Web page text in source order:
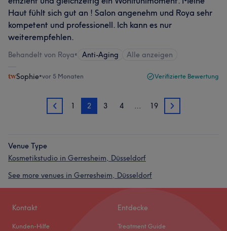
Haut fühlt sich gut an ! Salon angenehm und Roya sehr
kompetent und professionell. Ich kann es nur
weiterempfehlen.
Behandelt von Roya• Anti-Aging Alle anzeigen
Sophie•vor 5 Monaten Verifizierte Bewertung
1 1 2 3 4 … 19 3
Venue Type
Kosmetikstudio in Gerresheim, Düsseldorf
See more venues in Gerresheim, Düsseldorf
Kontakt
Kunden-Hilfe
Entdecke
Treatment Guide